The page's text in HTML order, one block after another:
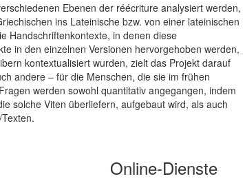
Ebenen der réécriture analysiert werden,
ins Lateinische bzw. von einer lateinischen
Handschriftenkontexte, in denen diese
in den einzelnen Versionen hervorgehoben werden,
kontextualisiert wurden, zielt das Projekt darauf
andere – für die Menschen, die sie im frühen
werden sowohl quantitativ angegangen, indem
solche Viten überliefern, aufgebaut wird, als auch
Online-Dienste